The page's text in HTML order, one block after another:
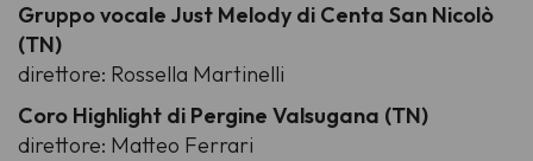
Gruppo vocale Just Melody di Centa San Nicolò
(TN)
direttore: Rossella Martinelli
Coro Highlight di Pergine Valsugana (TN)
direttore: Matteo Ferrari